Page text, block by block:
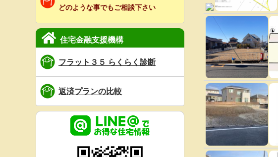
どのような事でもご相談下さい
住宅金融支援機構
フラット３５ らくらく診断
返済プランの比較